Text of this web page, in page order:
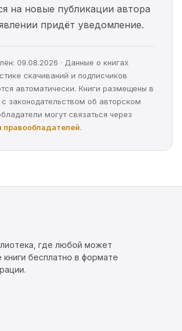
на новые публикации автора
придёт уведомление.
09.08.2026 · Данные о книгах
скачиваний и подписчиков
автоматически. Книги размещены в
с законодательством об авторском
могут связаться через
правообладателей.
где любой может
бесплатно в формате